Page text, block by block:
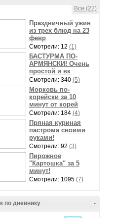
Все (22)
Праздничный ужин
из трех блюд на 23
февр
Смотрели: 12 (1)
БАСТУРМА ПО-
АРМЯНСКИ! Очень
простой и вк
Смотрели: 340 (5)
Морковь по-
корейски за 10
минут от корей
Смотрели: 184 (4)
Пряная куриная
пастрома своими
руками!
Смотрели: 92 (3)
Пирожное
"Картошка" за 5
минут!
Смотрели: 1095 (7)
-
по дневнику